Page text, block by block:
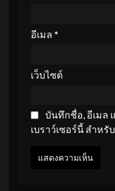
อีเมล *
เว็บไซต์
บันทึกชื่อ, อีเมล
เบราว์เซอร์นี้ สำห